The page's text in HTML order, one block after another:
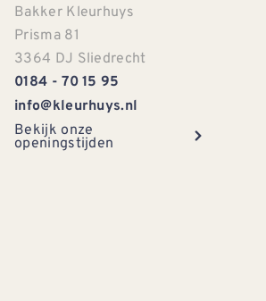
Bakker Kleurhuys
Prisma 81
3364 DJ Sliedrecht
0184 - 70 15 95
info@kleurhuys.nl
Bekijk onze
openingstijden